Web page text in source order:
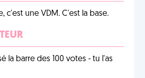
c'est une VDM. C'est la base.
la barre des 100 votes - tu l'as